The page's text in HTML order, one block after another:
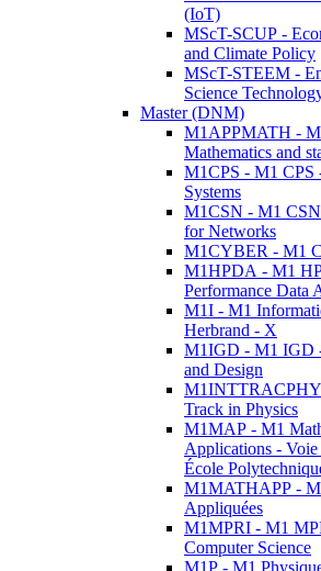
(IoT)
MScT-SCUP -
and Climate Policy
MScT-STEEM -
Science
Master (DNM)
M1APPMATH -
Mathematics and
M1CPS - M1 CPS
Systems
M1CSN - M1
for Networks
M1CYBER - M1
M1HPDA - M1
Performance Data
M1I - M1
Herbrand - X
M1IGD - M1 IGD
and Design
M1INTTRACPHY
Track in Physics
M1MAP - M1
Applications - Voie
École
M1MATHAPP -
Appliquées
M1MPRI - M1
Computer Science
M1P - M1